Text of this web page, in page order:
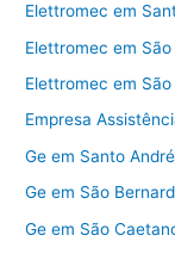
Elettromec em
Elettromec em
Elettromec em
Empresa
Ge em Santo André
Ge em São
Ge em São